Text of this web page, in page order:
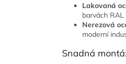
Lakovaná
barvách
Nerezová
moderní
Snadná